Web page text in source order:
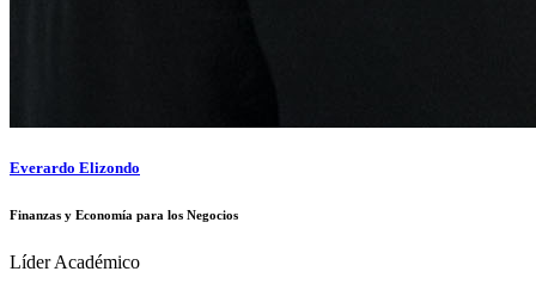
Everardo Elizondo
Finanzas y Economía para los Negocios
Líder Académico